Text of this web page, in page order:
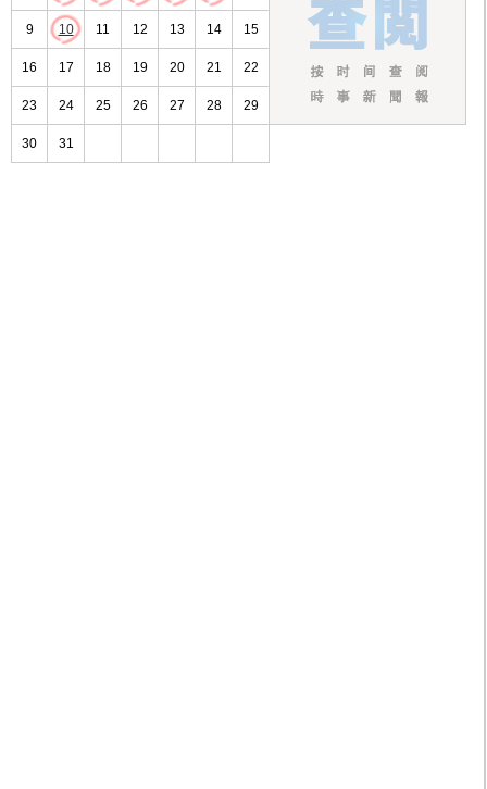
9 10 11 12 13 14 15
16 17 18 19 20 21 22
23 24 25 26 27 28 29
30 31